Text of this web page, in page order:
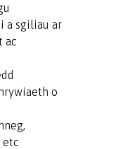
a sgiliau ar
ac
o
etc